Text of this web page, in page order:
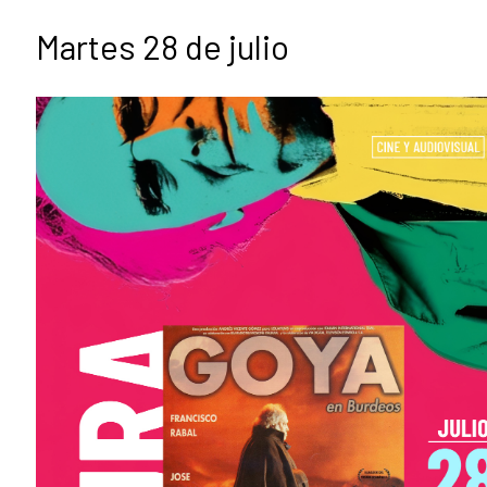
Martes 28 de julio